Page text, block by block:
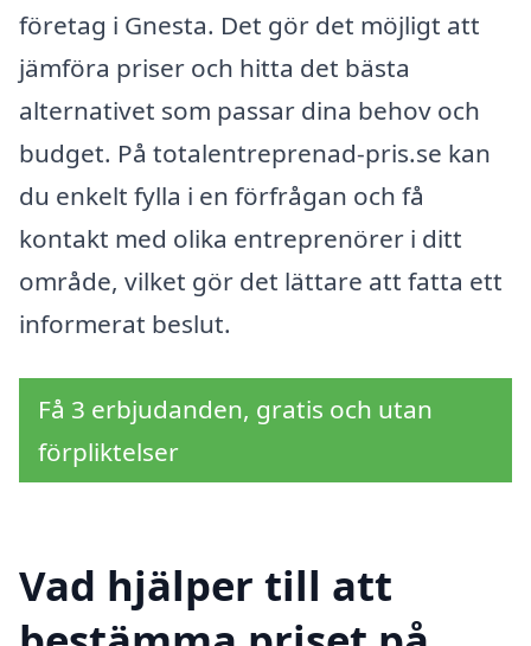
företag i Gnesta. Det gör det möjligt att
jämföra priser och hitta det bästa
alternativet som passar dina behov och
budget. På totalentreprenad-pris.se kan
du enkelt fylla i en förfrågan och få
kontakt med olika entreprenörer i ditt
område, vilket gör det lättare att fatta ett
informerat beslut.
Få 3 erbjudanden, gratis och utan
förpliktelser
Vad hjälper till att